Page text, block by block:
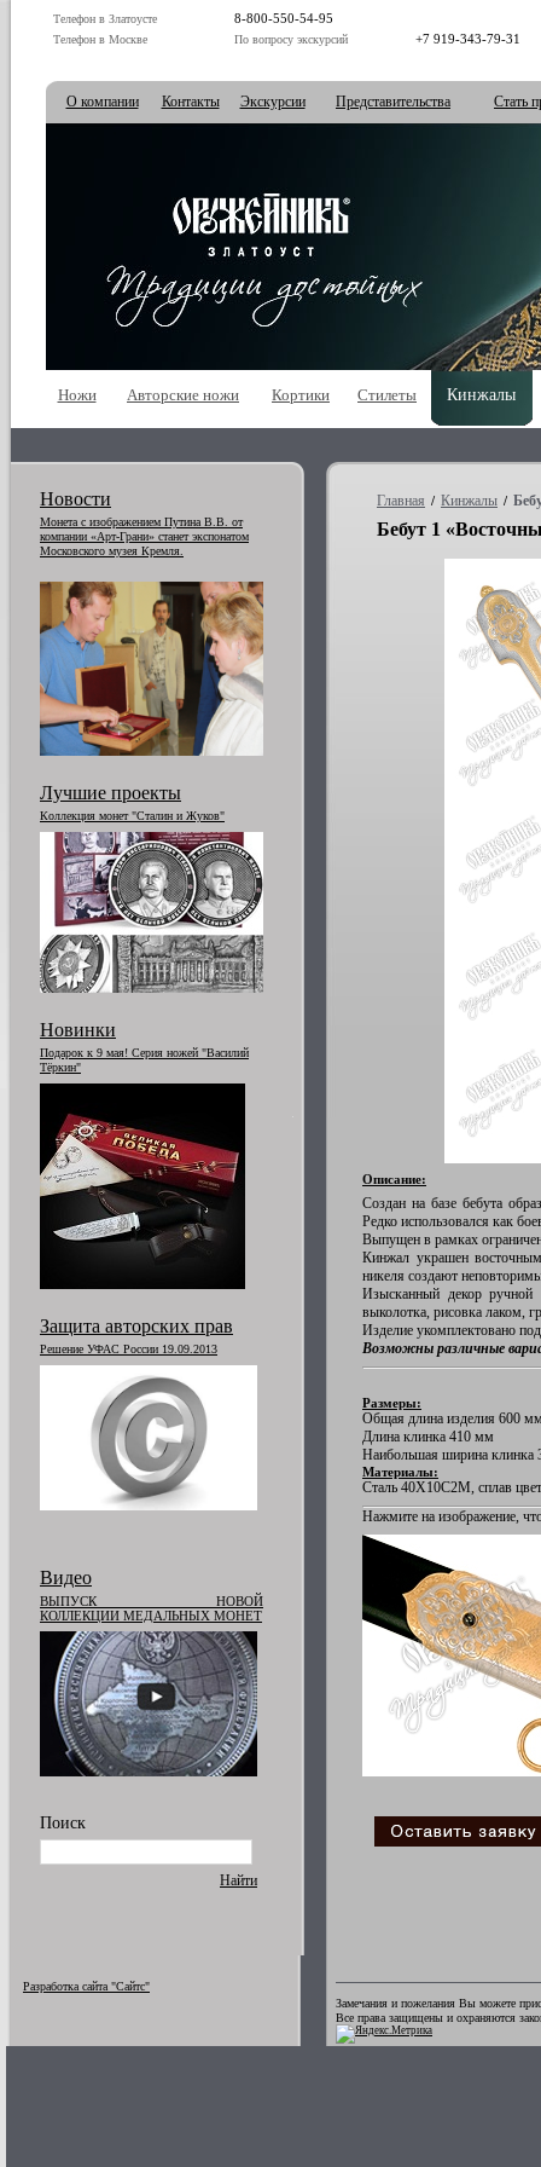
Телефон в Златоусте 8-800-550-54-95
Телефон в Москве По вопросу экскурсий +7 919-343-79-31
О компании Контакты Экскурсии Представительства Стать
Ножи Авторские ножи Кортики Стилеты Кинжалы
Новости
Монета с изображением Путина В.В. от
компании «Арт-Грани» станет экспонатом
Московского музея Кремля.
Лучшие проекты
Коллекция монет "Сталин и Жуков"
Новинки
Подарок к 9 мая! Серия ножей "Василий
Тёркин"
Защита авторских прав
Решение УФАС России 19.09.2013
Видео
ВЫПУСК НОВОЙ
КОЛЛЕКЦИИ МЕДАЛЬНЫХ МОНЕТ
Поиск
Найти
Главная / Кинжалы /
Бебут 1
Описание:
Создан на базе бебута
Редко использовался как
Выпущен в рамках
Кинжал украшен
никеля создают
Изысканный декор ручной
выколотка, рисовка лаком,
Изделие укомплектовано
Возможны различные
Размеры:
Общая длина изделия 600
Длина клинка 410 мм
Наибольшая ширина клинка
Материалы:
Сталь 40Х10С2М, сплав
Нажмите на изображение,
Разработка сайта "Сайтс"
Замечания и пожелания Вы можете
Все права защищены и охраняются